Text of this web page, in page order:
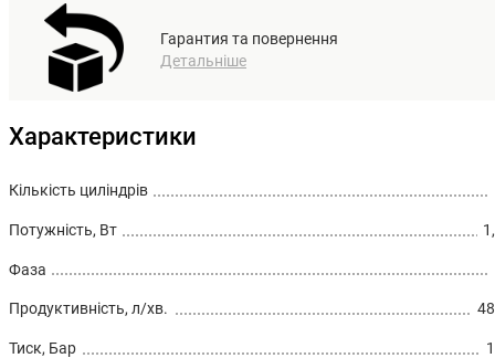
Гарантия та повернення
Детальніше
Характеристики
Кількість циліндрів
Потужність, Вт
Фаза
Продуктивність, л/хв.
Тиск, Бар